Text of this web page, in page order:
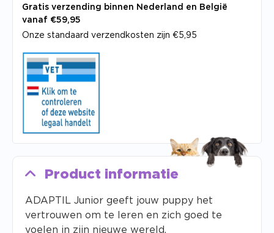
Gratis verzending binnen Nederland en België
vanaf €59,95
Onze standaard verzendkosten zijn €5,95
Product informatie
ADAPTIL Junior geeft jouw puppy het
vertrouwen om te leren en zich goed te
voelen in zijn nieuwe wereld.